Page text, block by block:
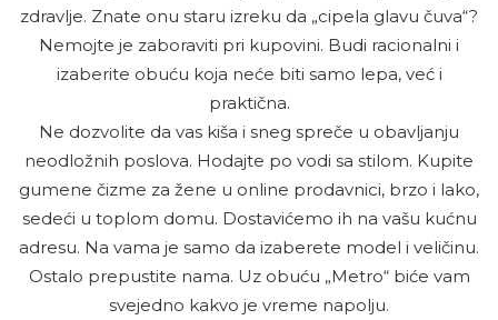
zdravlje. Znate onu staru izreku da „cipela glavu čuva“?
Nemojte je zaboraviti pri kupovini. Budi racionalni i
izaberite obuću koja neće biti samo lepa, već i
praktična.
Ne dozvolite da vas kiša i sneg spreče u obavljanju
neodložnih poslova. Hodajte po vodi sa stilom. Kupite
gumene čizme za žene u online prodavnici, brzo i lako,
sedeći u toplom domu. Dostavićemo ih na vašu kućnu
adresu. Na vama je samo da izaberete model i veličinu.
Ostalo prepustite nama. Uz obuću „Metro“ biće vam
svejedno kakvo je vreme napolju.